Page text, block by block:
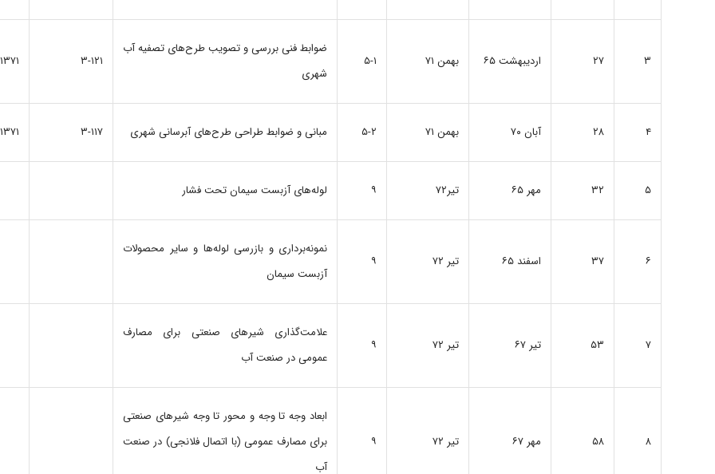
۳ ۲۷ اردیبهشت ۶۵ بهمن ۷۱ ۵-۱
ضوابط فنی بررسی و تصویب طرح‌های تصفیه آب
شهری
۳-۱۲۱ ۱۳۷۱
۴ ۲۸ آبان ۷۰ بهمن ۷۱ ۵-۲ مبانی‌ و ضوابط طراحی‌ طرح‌های‌ آبرسانی‌ شهری ۳-۱۱۷ ۱۳۷۱
۵ ۳۲ مهر ۶۵ تیر۷۲ ۹ لوله‌های‌ آزبست‌ سیمان‌ تحت‌ فشار
۶ ۳۷ اسفند ۶۵ تیر ۷۲ ۹
نمونه‌برداری‌ و بازرسی‌ لوله‌ها و سایر محصولات‌
آزبست‌ سیمان‌
۷ ۵۳ تیر ۶۷ تیر ۷۲ ۹
علامت‌‌گذاری‌ شیرهای‌ صنعتی‌ برای‌ مصارف‌
عمومی‌ در صنعت‌ آب
۸ ۵۸ مهر ۶۷ تیر ۷۲ ۹
ابعاد وجه‌ تا وجه‌ و محور تا وجه‌ شیرهای‌ صنعتی‌
برای ‌مصارف‌ عمومی (با اتصال فلانجی) در صنعت
آب